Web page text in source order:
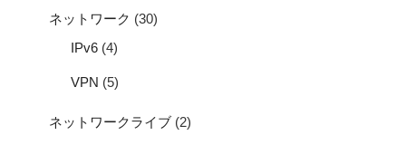
ネットワーク (30)
IPv6 (4)
VPN (5)
ネットワークライブ (2)